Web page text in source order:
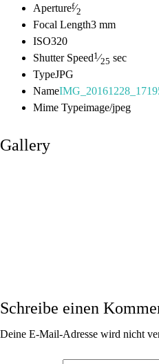
Aperturef⁄2
Focal Length3 mm
ISO320
Shutter Speed1⁄25 sec
TypeJPG
Name
Mime Typeimage/jpeg
Gallery
Schreibe einen
Deine E-Mail-Adresse wird nicht